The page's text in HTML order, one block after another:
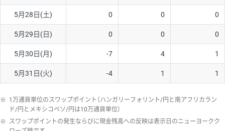
5月28日(土) 0 0 0
5月29日(日) 0 0 0
5月30日(月) -7 4 1
5月31日(火) -4 1 1
※ 1万通貨単位のスワップポイント（ハンガリーフォリント/円と南アフリカラン
ド/円とメキシコペソ/円は10万通貨単位）
※ スワップポイントの発生ならびに現金残高への反映は表示日のニューヨークク